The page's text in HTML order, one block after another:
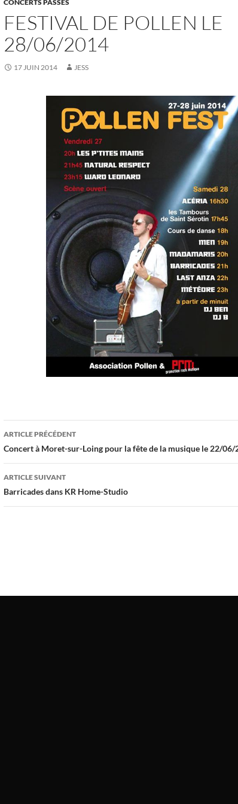
CONCERTS PASSÉS
FESTIVAL DE POLLEN LE
28/06/2014
17 JUIN 2014 JESS
Navigation
des
articles
ARTICLE PRÉCÉDENT
Concert à Moret-sur-Loing pour la fête de la musique le 22/06/
ARTICLE SUIVANT
Barricades dans KR Home-Studio